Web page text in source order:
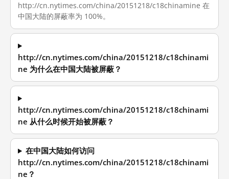
http://cn.nytimes.com/china/20151218/c18chinamine 在
中国大陆的屏蔽率为 100%。
http://cn.nytimes.com/china/20151218/c18chinami
ne 为什么在中国大陆被屏蔽？
http://cn.nytimes.com/china/20151218/c18chinami
ne 从什么时候开始被屏蔽？
在中国大陆如何访问
http://cn.nytimes.com/china/20151218/c18chinami
ne？